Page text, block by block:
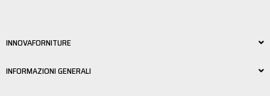
INNOVAFORNITURE
INFORMAZIONI GENERALI